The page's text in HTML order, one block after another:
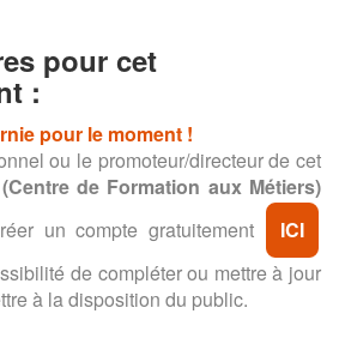
pour cet
:
pour le moment !
ou le promoteur/directeur de cet
de Formation aux Métiers)
un compte gratuitement
ICI
de compléter ou mettre à jour
à la disposition du public.